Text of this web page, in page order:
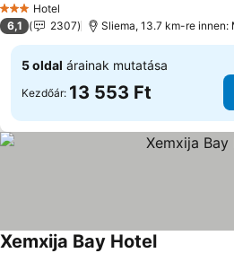
3 Kategória
Hotel
6,1 2307 Sliema, 13.7 km-re innen:
5 oldal árainak mutatása
Kezdőár: 13 553 Ft
Xemxija Bay Hotel